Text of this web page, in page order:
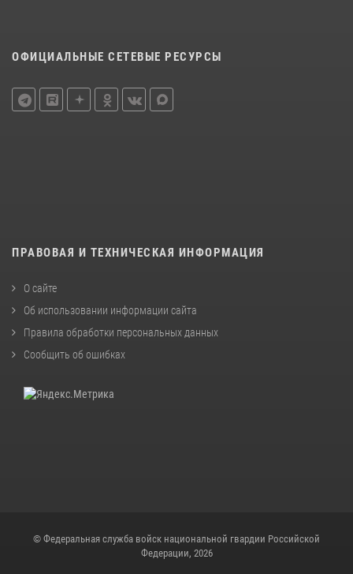
ОФИЦИАЛЬНЫЕ СЕТЕВЫЕ РЕСУРСЫ
ПРАВОВАЯ И ТЕХНИЧЕСКАЯ ИНФОРМАЦИЯ
О сайте
Об использовании информации сайта
Правила обработки персональных данных
Сообщить об ошибках
© Федеральная служба войск национальной гвардии Российской
Федерации, 2026